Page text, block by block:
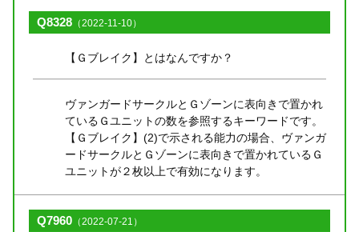
Q8328 （2022-11-10）
【Ｇブレイク】とはなんですか？
ヴァンガードサークルとＧゾーンに表向きで置かれ
ているＧユニットの数を参照するキーワードです。
【Ｇブレイク】(2)で示される能力の場合、ヴァンガ
ードサークルとＧゾーンに表向きで置かれているＧ
ユニットが２枚以上で有効になります。
Q7960 （2022-07-21）